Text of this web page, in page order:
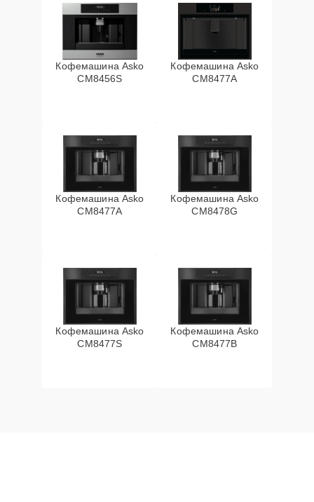
Кофемашина Asko
CM8456S
Кофемашина Asko
CM8477A
Кофемашина Asko
СМ8477А
Кофемашина Asko
CM8478G
Кофемашина Asko
CM8477S
Кофемашина Asko
CM8477B